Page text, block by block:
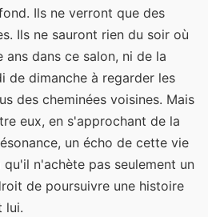
Ils ne verront que des
Ils ne sauront rien du soir où
dans ce salon, ni de la
de dimanche à regarder les
des cheminées voisines. Mais
eux, en s'approchant de la
un écho de cette vie
n'achète pas seulement un
de poursuivre une histoire
lui.